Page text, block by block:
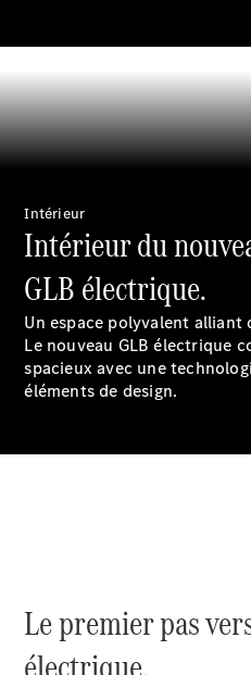
Prendre
rendez-
Service
Offre
digitale
Recharge en
déplacement
Assistance
en cas de
panne ou
Intérieur
Intérieur du
GLB électrique.
Un espace polyvalent
Le nouveau GLB électrique
spacieux avec une
éléments de design.
Le premier pas